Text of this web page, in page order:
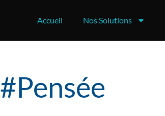
Accueil Nos Solutions
#Pensée